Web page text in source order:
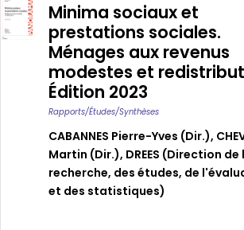
Minima sociaux et
prestations sociales.
Ménages aux revenus
modestes et
Édition 2023
Rapports/études/synthèses
CABANNES Pierre-Yves (dir.),
Martin (dir.), DREES (Direction de
recherche, des études, de
et des statistiques)